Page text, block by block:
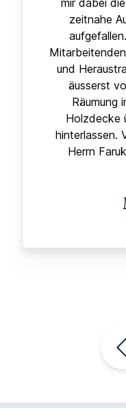
zeitnahe
und
äusserst
Räumung
Holzdecke
hinterlassen.
Herrn